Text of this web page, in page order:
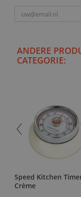
ANDERE
CATEGORIE:
Speed Kitchen
Crème